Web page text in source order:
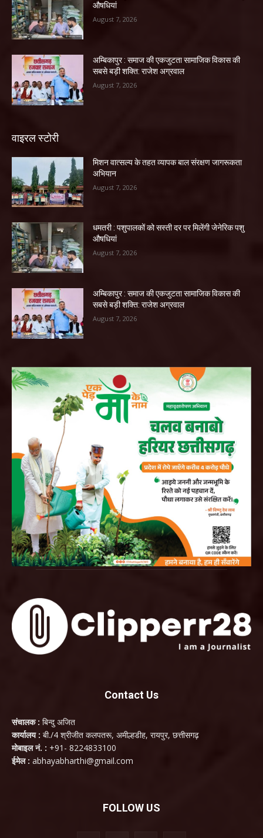
औषधियां
August 7, 2026
अम्बिकापुर : समाज की एकजुटता सामाजिक विकास की
सबसे बड़ी शक्ति: राजेश अग्रवाल
August 7, 2026
वाइरल स्टोरी
मिशन वात्सल्य के तहत व्यापक बाल संरक्षण जागरूकता
अभियान
August 7, 2026
धमतरी : पशुपालकों को सस्ती दर पर मिलेंगी जेनेरिक पशु
औषधियां
August 7, 2026
अम्बिकापुर : समाज की एकजुटता सामाजिक विकास की
सबसे बड़ी शक्ति: राजेश अग्रवाल
August 7, 2026
Contact Us
संचालक : बिन्दु अजित
कार्यालय : बी./4 श्रीजीत कलपतरू, अमील्हडीह, रायपुर, छत्तीसगढ़
मोबाइल नं. : +91- 8224833100
ईमेल : abhayabharthi@gmail.com
FOLLOW US